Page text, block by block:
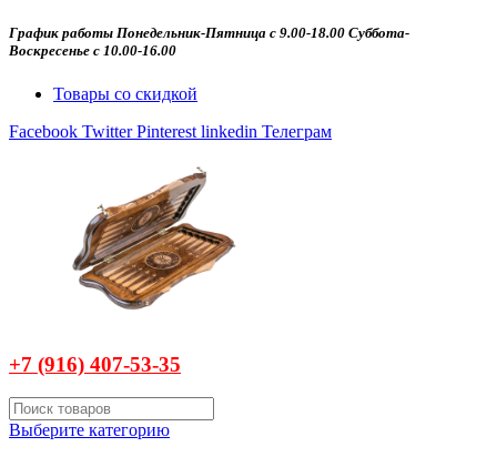
График работы Понедельник-Пятница с 9.00-18.00 Суббота-
Воскресенье с 10.00-16.00
Товары со скидкой
Facebook Twitter Pinterest linkedin Телеграм
+7 (916) 407-53-35
Выберите категорию